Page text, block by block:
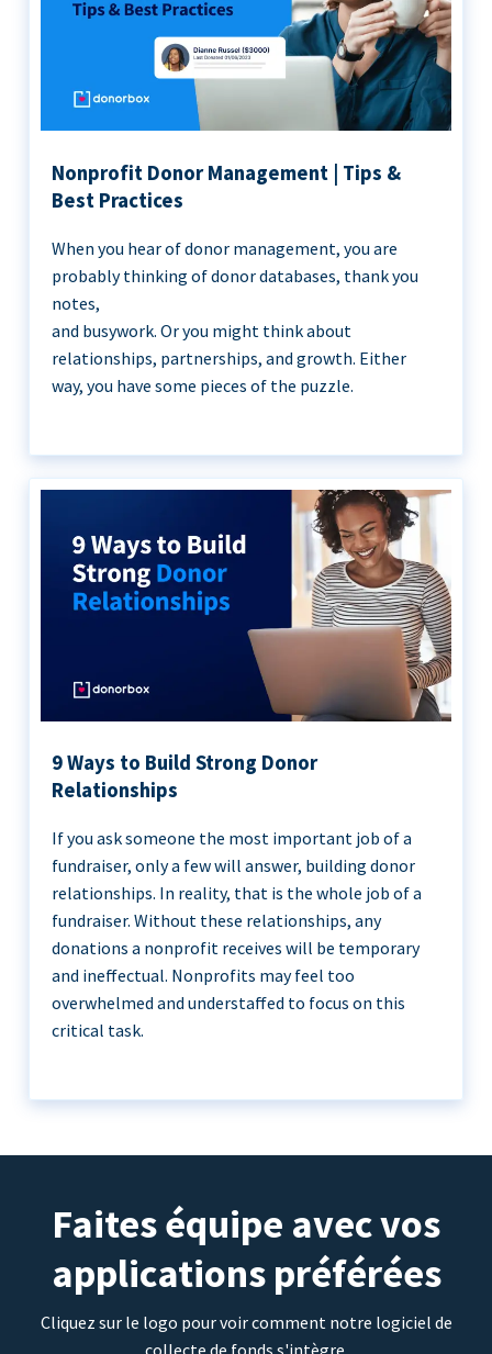
Nonprofit Donor Management | Tips &
Best Practices
When you hear of donor management, you are
probably thinking of donor databases, thank you
notes,
and busywork. Or you might think about
relationships, partnerships, and growth. Either
way, you have some pieces of the puzzle.
9 Ways to Build Strong Donor
Relationships
If you ask someone the most important job of a
fundraiser, only a few will answer, building donor
relationships. In reality, that is the whole job of a
fundraiser. Without these relationships, any
donations a nonprofit receives will be temporary
and ineffectual. Nonprofits may feel too
overwhelmed and understaffed to focus on this
critical task.
Faites équipe avec vos
applications préférées
Cliquez sur le logo pour voir comment notre logiciel de
collecte de fonds s'intègre.